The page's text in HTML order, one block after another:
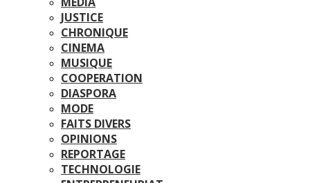
JUSTICE
CHRONIQUE
CINEMA
MUSIQUE
COOPERATION
DIASPORA
MODE
FAITS DIVERS
OPINIONS
REPORTAGE
TECHNOLOGIE